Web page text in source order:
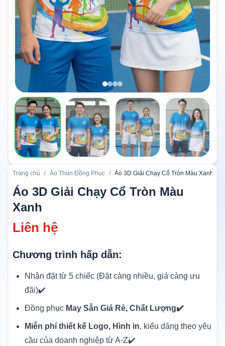
Trang chủ / Áo Thun Đồng Phục / Áo 3D Giải Chạy Cổ Tròn Màu Xanh
Áo 3D Giải Chạy Cổ Tròn Màu
Xanh
Liên hệ
Chương trình hấp dẫn:
Nhận đặt từ 5 chiếc (Đặt càng nhiều, giá càng ưu
đãi)✔️
Đồng phục May Sẵn Giá Rẻ, Chất Lượng✔️
Miễn phí thiết kế Logo, Hình in, kiểu dáng theo yêu
cầu của doanh nghiệp từ A-Z✔️